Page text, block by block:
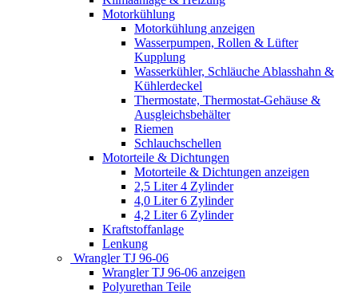
Motorkühlung
Motorkühlung anzeigen
Wasserpumpen, Rollen & Lüfter
Kupplung
Wasserkühler, Schläuche Ablasshahn &
Kühlerdeckel
Thermostate, Thermostat-Gehäuse &
Ausgleichsbehälter
Riemen
Schlauchschellen
Motorteile & Dichtungen
Motorteile & Dichtungen anzeigen
2,5 Liter 4 Zylinder
4,0 Liter 6 Zylinder
4,2 Liter 6 Zylinder
Kraftstoffanlage
Lenkung
Wrangler TJ 96-06
Wrangler TJ 96-06 anzeigen
Polyurethan Teile